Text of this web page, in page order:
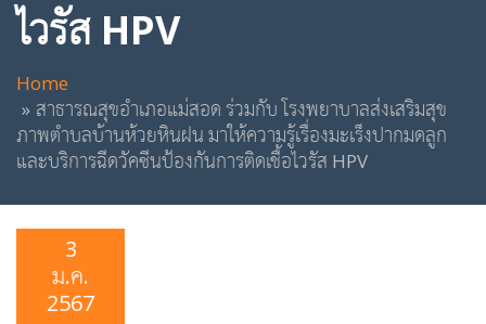
ไวรัส HPV
Home
สาธารณสุขอำเภอแม่สอด ร่วมกับ โรงพยาบาลส่งเสริมสุข
ภาพตำบลบ้านห้วยหินฝน มาให้ความรู้เรื่องมะเร็งปากมดลูก
และบริการฉีดวัคซีนป้องกันการติดเชื้อไวรัส HPV
3
ม.ค.
2567